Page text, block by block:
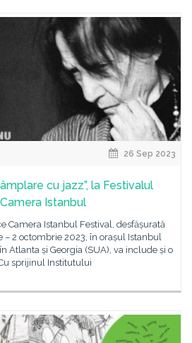
26 Sep 2023
cu jazz”, la Festivalul
Istanbul
Camera Istanbul Festival, desfășurată
– 2 octombrie 2023, în orașul Istanbul
Atlanta și Georgia (SUA), va include și o
sprijinul Institutului